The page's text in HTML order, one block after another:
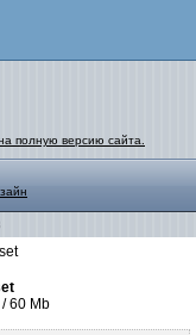
полную версию сайта.
60 Mb